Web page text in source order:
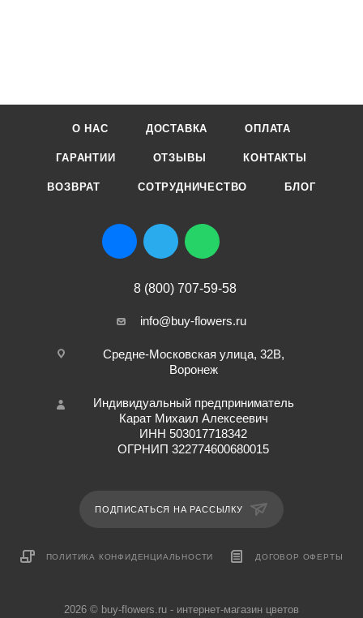
О НАС ДОСТАВКА ОПЛАТА
ГАРАНТИИ ОТЗЫВЫ КОНТАКТЫ
ВОЗВРАТ СОТРУДНИЧЕСТВО БЛОГ
8 (800) 707-59-58
info@buy-flowers.ru
Средне-Московская улица, 32В,
Воронеж
Индивидуальный предприниматель
Карат Михаил Алексеевич
ИНН 503017718342
ОГРНИП 322774600680015
ПОДПИСАТЬСЯ НА РАССЫЛКУ
ПОЛИТИКА КОНФИДЕНЦИАЛЬНОСТИ ДОГОВОР ОФЕРТЫ
2026 © buy-flowers.ru - интернет-магазин цветов